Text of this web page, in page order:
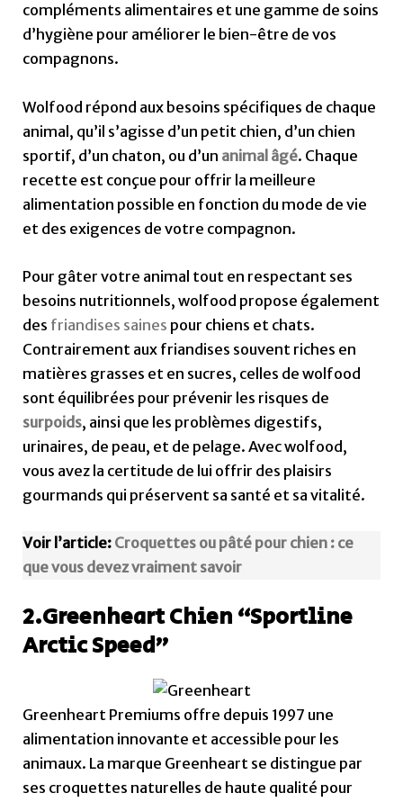
compléments alimentaires et une gamme de soins
d’hygiène pour améliorer le bien-être de vos
compagnons.
Wolfood répond aux besoins spécifiques de chaque
animal, qu’il s’agisse d’un petit chien, d’un chien
sportif, d’un chaton, ou d’un animal âgé. Chaque
recette est conçue pour offrir la meilleure
alimentation possible en fonction du mode de vie
et des exigences de votre compagnon.
Pour gâter votre animal tout en respectant ses
besoins nutritionnels, wolfood propose également
des friandises saines pour chiens et chats.
Contrairement aux friandises souvent riches en
matières grasses et en sucres, celles de wolfood
sont équilibrées pour prévenir les risques de
surpoids, ainsi que les problèmes digestifs,
urinaires, de peau, et de pelage. Avec wolfood,
vous avez la certitude de lui offrir des plaisirs
gourmands qui préservent sa santé et sa vitalité.
Voir l’article: Croquettes ou pâté pour chien : ce
que vous devez vraiment savoir
2.Greenheart Chien “Sportline
Arctic Speed”
Greenheart Premiums offre depuis 1997 une
alimentation innovante et accessible pour les
animaux. La marque Greenheart se distingue par
ses croquettes naturelles de haute qualité pour